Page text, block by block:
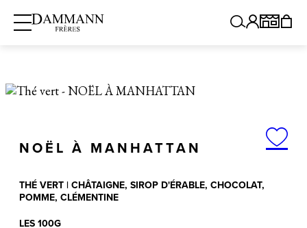
Offre d'été : Frais de port offerts sur toutes vos commandes
Colissimo à domicile jusqu'au 31 août
NOËL À MANHATTAN
THÉ VERT | CHÂTAIGNE, SIROP D'ÉRABLE, CHOCOLAT,
POMME, CLÉMENTINE
LES 100G